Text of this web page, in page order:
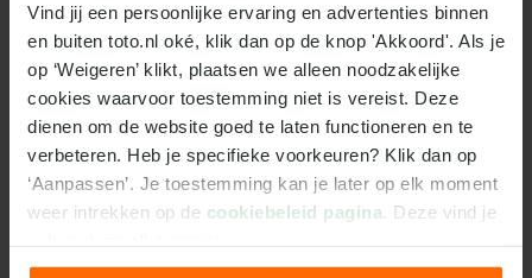
Vind jij een persoonlijke ervaring en advertenties binnen
en buiten toto.nl oké, klik dan op de knop 'Akkoord'. Als je
op ‘Weigeren’ klikt, plaatsen we alleen noodzakelijke
cookies waarvoor toestemming niet is vereist. Deze
dienen om de website goed te laten functioneren en te
verbeteren. Heb je specifieke voorkeuren? Klik dan op
‘Aanpassen’. Je toestemming kan je later op elk moment
weer intrekken op de cookiebeleid pagina . Deze vind je
en speelden twee keer gelijk. Villarreal hield in geen
enkele van de voorgaande vijf duels de nul. Over het
algemeen maakt de ploeg meer doelpunten in de
eerste helft dan in de tweede helft.
TEAMSTATS VILLARREAL CF:
scoorde 67 goals deze competitie in 36